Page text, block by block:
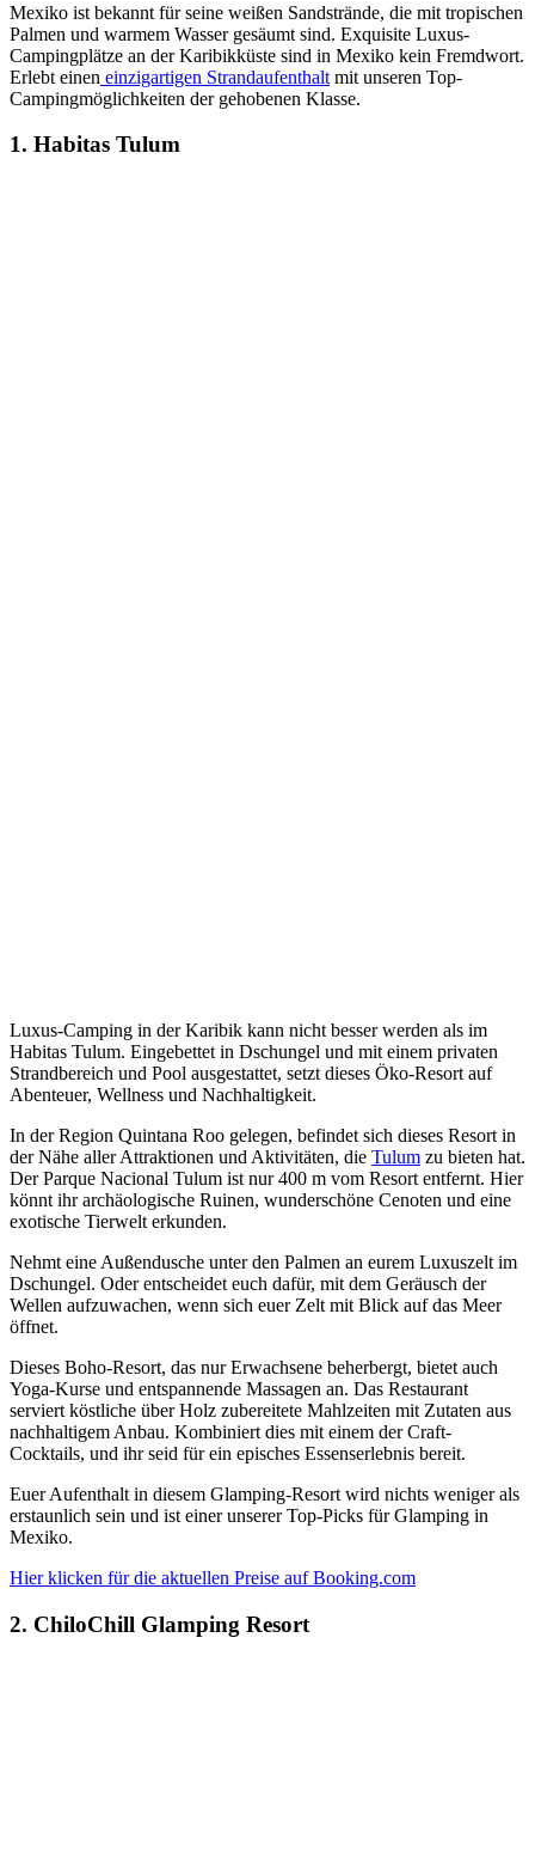
Mexiko ist bekannt für seine weißen Sandstrände, die mit tropischen
Palmen und warmem Wasser gesäumt sind. Exquisite Luxus-
Campingplätze an der Karibikküste sind in Mexiko kein Fremdwort.
Erlebt einen einzigartigen Strandaufenthalt mit unseren Top-
Campingmöglichkeiten der gehobenen Klasse.
1. Habitas Tulum
Luxus-Camping in der Karibik kann nicht besser werden als im
Habitas Tulum. Eingebettet in Dschungel und mit einem privaten
Strandbereich und Pool ausgestattet, setzt dieses Öko-Resort auf
Abenteuer, Wellness und Nachhaltigkeit.
In der Region Quintana Roo gelegen, befindet sich dieses Resort in
der Nähe aller Attraktionen und Aktivitäten, die Tulum zu bieten hat.
Der Parque Nacional Tulum ist nur 400 m vom Resort entfernt. Hier
könnt ihr archäologische Ruinen, wunderschöne Cenoten und eine
exotische Tierwelt erkunden.
Nehmt eine Außendusche unter den Palmen an eurem Luxuszelt im
Dschungel. Oder entscheidet euch dafür, mit dem Geräusch der
Wellen aufzuwachen, wenn sich euer Zelt mit Blick auf das Meer
öffnet.
Dieses Boho-Resort, das nur Erwachsene beherbergt, bietet auch
Yoga-Kurse und entspannende Massagen an. Das Restaurant
serviert köstliche über Holz zubereitete Mahlzeiten mit Zutaten aus
nachhaltigem Anbau. Kombiniert dies mit einem der Craft-
Cocktails, und ihr seid für ein episches Essenserlebnis bereit.
Euer Aufenthalt in diesem Glamping-Resort wird nichts weniger als
erstaunlich sein und ist einer unserer Top-Picks für Glamping in
Mexiko.
Hier klicken für die aktuellen Preise auf Booking.com
2. ChiloChill Glamping Resort